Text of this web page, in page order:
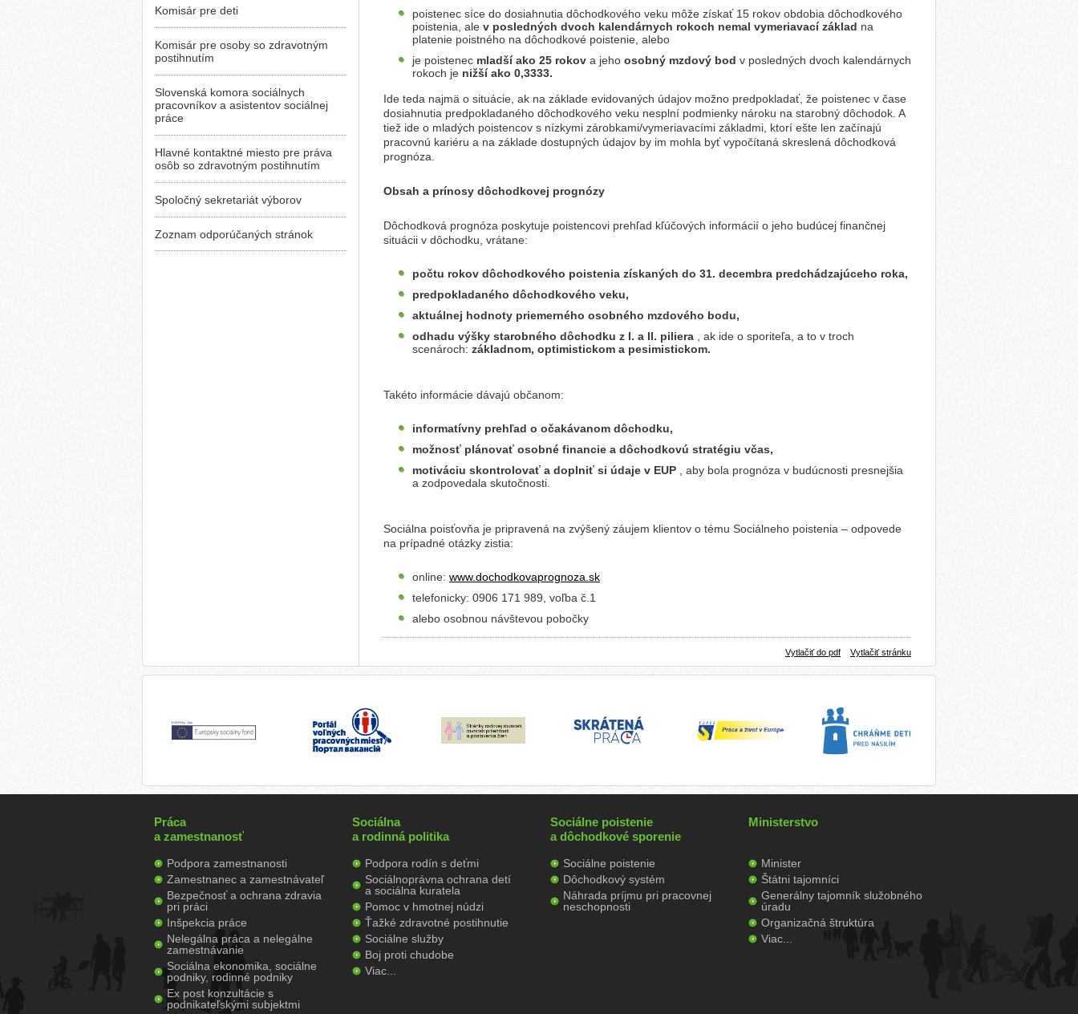
poistenec síce do dosiahnutia dôchodkového veku môže získať 15 rokov obdobia dôchodkového
poistenia, ale v posledných dvoch kalendárnych rokoch nemal vymeriavací základ na
platenie poistného na dôchodkové poistenie, alebo
je poistenec mladší ako 25 rokov a jeho osobný mzdový bod v posledných dvoch kalendárnych
rokoch je nižší ako 0,3333.
Ide teda najmä o situácie, ak na základe evidovaných údajov možno predpokladať, že poistenec v čase
dosiahnutia predpokladaného dôchodkového veku nesplní podmienky nároku na starobný dôchodok. A
tiež ide o mladých poistencov s nízkymi zárobkami/vymeriavacími základmi, ktorí ešte len začínajú
pracovnú kariéru a na základe dostupných údajov by im mohla byť vypočítaná skreslená dôchodková
prognóza.
Obsah a prínosy dôchodkovej prognózy
Dôchodková prognóza poskytuje poistencovi prehľad kľúčových informácií o jeho budúcej finančnej
situácii v dôchodku, vrátane:
počtu rokov dôchodkového poistenia získaných do 31. decembra predchádzajúceho roka,
predpokladaného dôchodkového veku,
aktuálnej hodnoty priemerného osobného mzdového bodu,
odhadu výšky starobného dôchodku z I. a II. piliera
, ak ide o sporiteľa, a to v troch
scenároch: základnom, optimistickom a pesimistickom.
Takéto informácie dávajú občanom:
informatívny prehľad o očakávanom dôchodku,
možnosť plánovať osobné financie a dôchodkovú stratégiu včas,
motiváciu skontrolovať a doplniť si údaje v EUP
, aby bola prognóza v budúcnosti presnejšia
a zodpovedala skutočnosti.
Sociálna poisťovňa je pripravená na zvýšený záujem klientov o tému Sociálneho poistenia – odpovede
na prípadné otázky zistia:
online: www.dochodkovaprognoza.sk
telefonicky: 0906 171 989, voľba č.1
alebo osobnou návštevou pobočky
Komisár pre deti
Komisár pre osoby so zdravotným
postihnutím
Slovenská komora sociálnych
pracovníkov a asistentov sociálnej
práce
Hlavné kontaktné miesto pre práva
osôb so zdravotným postihnutím
Spoločný sekretariát výborov
Zoznam odporúčaných stránok
Vytlačiť do pdf Vytlačiť stránku
Práca
a zamestnanosť
Podpora zamestnanosti
Zamestnanec a zamestnávateľ
Bezpečnosť a ochrana zdravia
pri práci
Inšpekcia práce
Nelegálna práca a nelegálne
zamestnávanie
Sociálna ekonomika, sociálne
podniky, rodinné podniky
Ex post konzultácie s
podnikateľskými subjektmi
Sociálna
a rodinná politika
Podpora rodín s deťmi
Sociálnoprávna ochrana detí
a sociálna kuratela
Pomoc v hmotnej núdzi
Ťažké zdravotné postihnutie
Sociálne služby
Boj proti chudobe
Viac...
Sociálne poistenie
a dôchodkové sporenie
Sociálne poistenie
Dôchodkový systém
Náhrada príjmu pri pracovnej
neschopnosti
Ministerstvo
Minister
Štátni tajomníci
Generálny tajomník služobného
úradu
Organizačná štruktúra
Viac...